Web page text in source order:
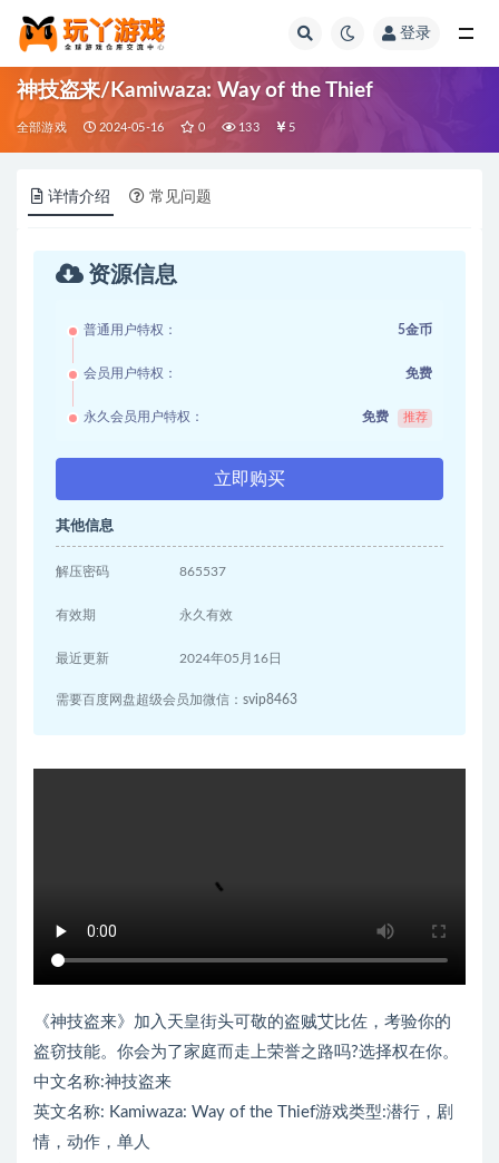
登录
神技盗来/Kamiwaza: Way of the Thief
全部游戏 2024-05-16 0 133 5
详情介绍 常见问题
资源信息
普通用户特权： 5金币
会员用户特权： 免费
永久会员用户特权： 免费 推荐
立即购买
其他信息
解压密码 865537
有效期 永久有效
最近更新 2024年05月16日
需要百度网盘超级会员加微信：svip8463
《神技盗来》加入天皇街头可敬的盗贼艾比佐，考验你的
盗窃技能。你会为了家庭而走上荣誉之路吗?选择权在你。
中文名称:神技盗来
英文名称: Kamiwaza: Way of the Thief游戏类型:潜行，剧
情，动作，单人